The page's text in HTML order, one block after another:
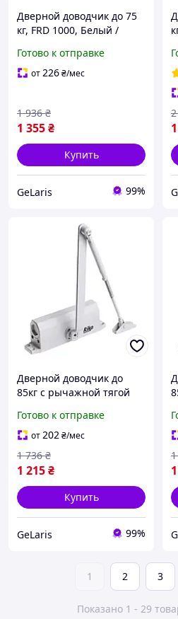
Дверной доводчик до 75
кг, FRD 1000, Белый /
двери / Доводчик двери /
Доводчик для дверей
Готово к отправке
от226₴/мес
1 355₴
1 936 ₴
Купить
GeLaris 99%
Дверной доводчик до
85кг с рычажной тягой
Доводчик дверной /
Доводчик на входную
дверь
Готово к отправке
от202₴/мес
1 215₴
1 736 ₴
Купить
GeLaris 99%
1 2 3
Показано 1 - 29